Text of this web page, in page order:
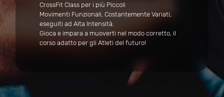
CrossFit Class per i più Piccoli
Movimenti Funzionali, Costantemente Variati,
eseguiti ad Alta Intensità.
Gioca e impara a muoverti nel modo corretto, il
corso adatto per gli Atleti del futuro!